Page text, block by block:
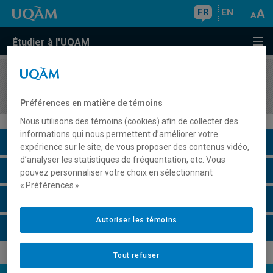
FR EN
Étudier à l'UQAM
COURS//
Description du cours
Horaire - Été 2026
Préférences en matière de témoins
Nous utilisons des témoins (cookies) afin de collecter des
informations qui nous permettent d’améliorer votre
expérience sur le site, de vous proposer des contenus vidéo,
d’analyser les statistiques de fréquentation, etc. Vous
pouvez personnaliser votre choix en sélectionnant
« Préférences ».
Tout refuser
Autoriser les témoins